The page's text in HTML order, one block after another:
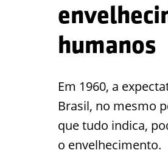
humanos
Em 1960, a
Brasil, no mesmo
que tudo indica,
o envelhecimento.